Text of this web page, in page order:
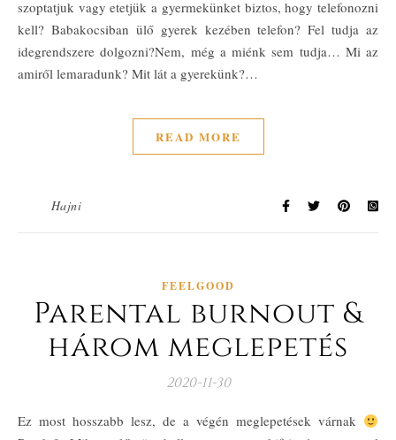
szoptatjuk vagy etetjük a gyermekünket biztos, hogy telefonozni
kell? Babakocsiban ülő gyerek kezében telefon? Fel tudja az
idegrendszere dolgozni?Nem, még a miénk sem tudja… Mi az
amiről lemaradunk? Mit lát a gyerekünk?…
READ MORE
Hajni
FEELGOOD
Parental burnout &
három meglepetés
2020-11-30
Ez most hosszabb lesz, de a végén meglepetések várnak